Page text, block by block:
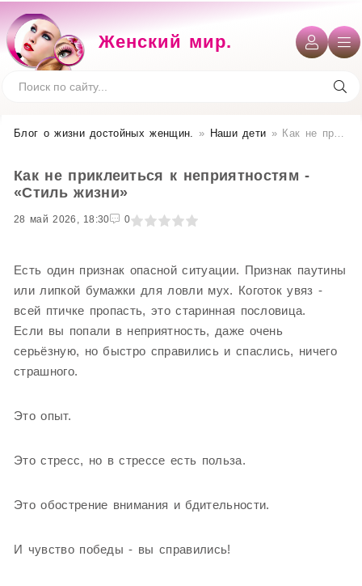
Женский мир.
Блог о жизни достойных женщин​. » Наши дети » Как не приклеиться к неприятностям - «Стиль жизни»
Как не приклеиться к неприятностям -
«Стиль жизни»
28 май 2026, 18:30 0
1 2 3 4 5
Есть один признак опасной ситуации. Признак паутины
или липкой бумажки для ловли мух. Коготок увяз -
всей птичке пропасть, это старинная пословица.
Если вы попали в неприятность, даже очень
серьёзную, но быстро справились и спаслись, ничего
страшного.
Это опыт.
Это стресс, но в стрессе есть польза.
Это обострение внимания и бдительности.
И чувство победы - вы справились!